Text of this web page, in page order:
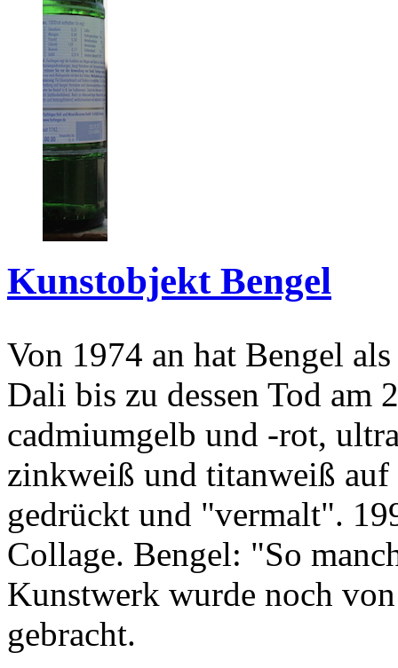
Kunstobjekt Bengel
Von 1974 an hat Bengel
Dali bis zu dessen Tod am
cadmiumgelb und -rot,
zinkweiß und titanweiß
gedrückt und "vermalt".
Collage. Bengel: "So
Kunstwerk wurde noch
gebracht.